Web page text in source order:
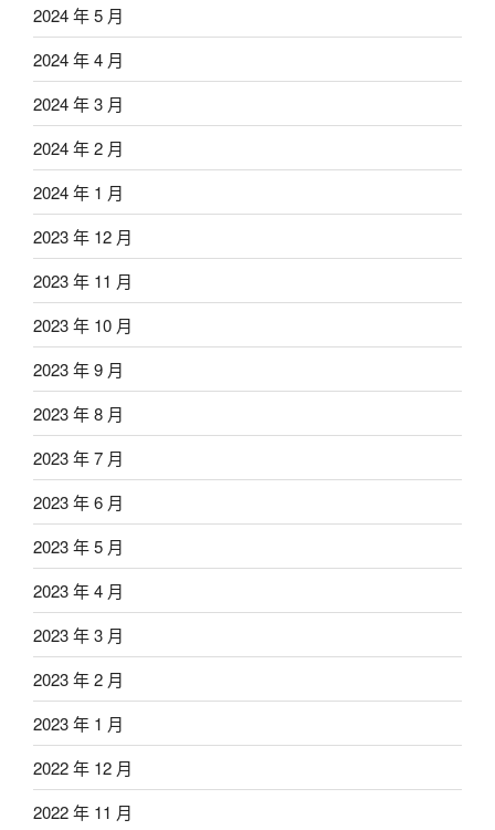
2024 年 5 月
2024 年 4 月
2024 年 3 月
2024 年 2 月
2024 年 1 月
2023 年 12 月
2023 年 11 月
2023 年 10 月
2023 年 9 月
2023 年 8 月
2023 年 7 月
2023 年 6 月
2023 年 5 月
2023 年 4 月
2023 年 3 月
2023 年 2 月
2023 年 1 月
2022 年 12 月
2022 年 11 月